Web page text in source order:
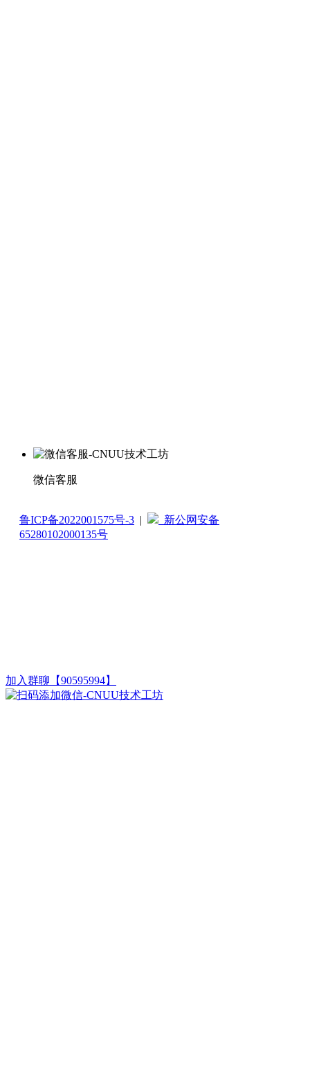
微信客服
鲁ICP备2022001575号-3 |
新公网安备
65280102000135号
加入群聊【90595994】